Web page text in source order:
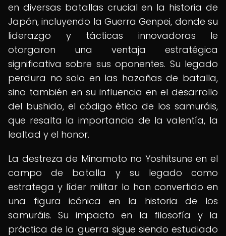
en diversas batallas crucial en la historia de
Japón, incluyendo la Guerra Genpei, donde su
liderazgo y tácticas innovadoras le
otorgaron una ventaja estratégica
significativa sobre sus oponentes. Su legado
perdura no solo en las hazañas de batalla,
sino también en su influencia en el desarrollo
del bushido, el código ético de los samuráis,
que resalta la importancia de la valentía, la
lealtad y el honor.
La destreza de Minamoto no Yoshitsune en el
campo de batalla y su legado como
estratega y líder militar lo han convertido en
una figura icónica en la historia de los
samuráis. Su impacto en la filosofía y la
práctica de la guerra sigue siendo estudiado